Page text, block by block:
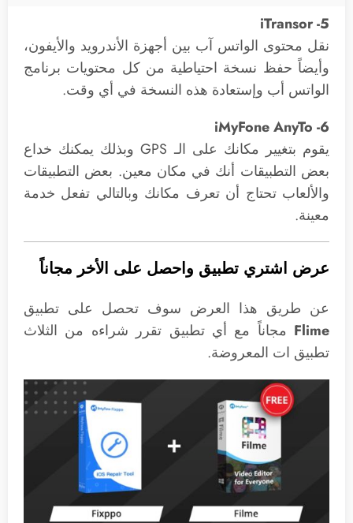
5- iTransor
نقل محتوى الواتس آب بين أجهزة الأندرويد والأيفون،
وأيضاً حفظ نسخة احتياطية من كل محتويات برنامج
الواتس أب وإستعادة هذه النسخة في أي وقت.
6- iMyFone AnyTo
يقوم بتغيير مكانك على الـ GPS وبذلك يمكنك خداع
بعض التطبيقات أنك في مكان معين. بعض التطبيقات
والألعاب تحتاج أن تعرف مكانك وبالتالي تفعل خدمة
معينة.
عرض اشتري تطبيق واحصل على الأخر مجاناً
عن طريق هذا العرض سوف تحصل على تطبيق
Flime مجاناً مع أي تطبيق تقرر شراءه من الثلاث
تطبيق ات المعروضة.